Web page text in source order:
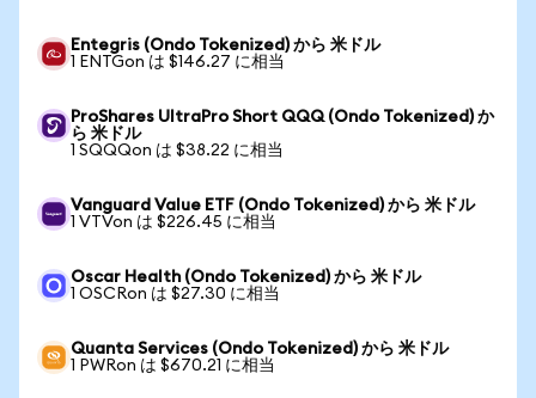
Entegris (Ondo Tokenized) から 米ドル
1 ENTGon は $146.27 に相当
ProShares UltraPro Short QQQ (Ondo Tokenized) か
ら 米ドル
1 SQQQon は $38.22 に相当
Vanguard Value ETF (Ondo Tokenized) から 米ドル
1 VTVon は $226.45 に相当
Oscar Health (Ondo Tokenized) から 米ドル
1 OSCRon は $27.30 に相当
Quanta Services (Ondo Tokenized) から 米ドル
1 PWRon は $670.21 に相当